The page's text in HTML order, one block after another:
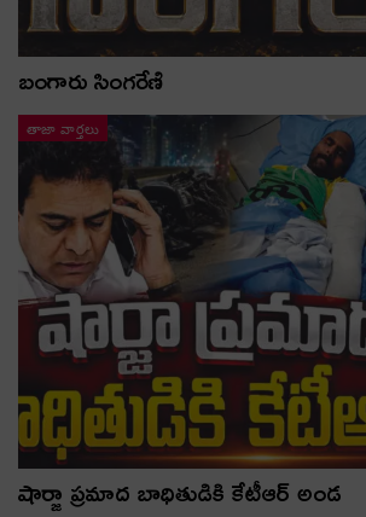
బంగారు సింగరేణి
తాజా వార్తలు
షార్జా ప్రమాద బాధితుడికి కేటీఆర్ అండ